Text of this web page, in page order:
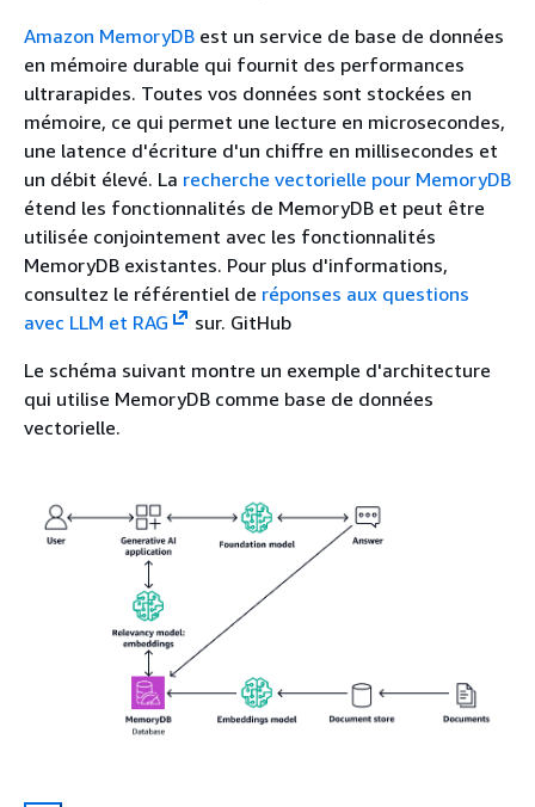
Amazon MemoryDB est un service de base de données
en mémoire durable qui fournit des performances
ultrarapides. Toutes vos données sont stockées en
mémoire, ce qui permet une lecture en microsecondes,
une latence d'écriture d'un chiffre en millisecondes et
un débit élevé. La recherche vectorielle pour MemoryDB
étend les fonctionnalités de MemoryDB et peut être
utilisée conjointement avec les fonctionnalités
MemoryDB existantes. Pour plus d'informations,
consultez le référentiel de réponses aux questions
avec LLM et RAG
sur. GitHub
Le schéma suivant montre un exemple d'architecture
qui utilise MemoryDB comme base de données
vectorielle.